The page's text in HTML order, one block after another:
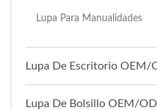
Lupa Para Manualidades
Lupa De Escritorio OEM/
Lupa De Bolsillo OEM/